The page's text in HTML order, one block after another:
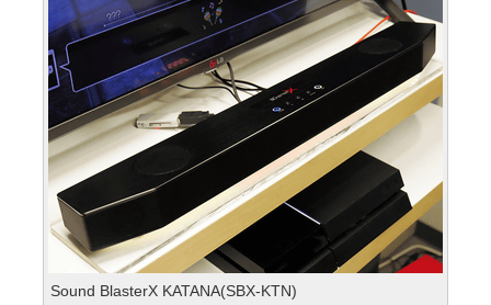
Sound BlasterX KATANA(SBX-KTN)